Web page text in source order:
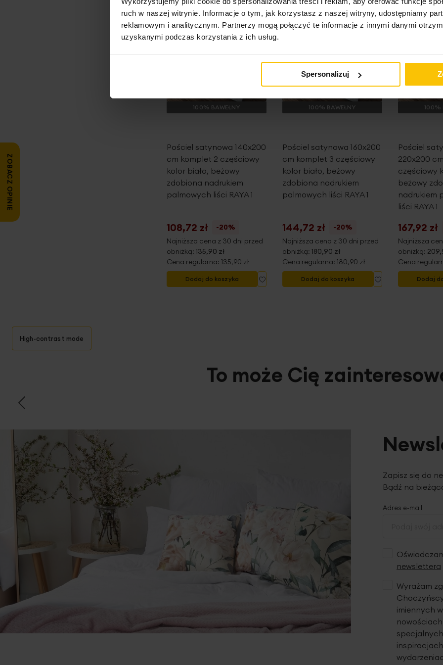
ruch w naszej witrynie. Informacje o tym, jak korzystasz z naszej witryny, udostępniamy
reklamowym i analitycznym. Partnerzy mogą połączyć te informacje z innymi danymi
uzyskanymi podczas korzystania z ich usług.
Spersonalizuj
100% BAWEŁNY
Pościel satynowa 140x200
cm komplet 2 częściowy
kolor biało, beżowy
zdobiona nadrukiem
palmowych liści RAYA 1
108,72 zł
-20%
Najniższa cena z 30 dni przed
obniżką: 135,90 zł
Cena regularna: 135,90 zł
Dodaj do koszyka
do
100% BAWEŁNY
Pościel satynowa 160x200
cm komplet 3 częściowy
kolor biało, beżowy
zdobiona nadrukiem
palmowych liści RAYA 1
144,72 zł
-20%
Najniższa cena z 30 dni przed
obniżką: 180,90 zł
Cena regularna: 180,90 zł
Dodaj do koszyka
do
100%
Pościel
220x200
częściowy
beżowy
nadrukiem
liści RAYA 1
167,92 zł
Najniższa
obniżką:
Cena
Dodaj
High-contrast mode
To może Cię
Zapisz się do
Bądź na
Adres e-mail
newslettera
Wyrażam
imiennych
ZOBACZ OPINIE